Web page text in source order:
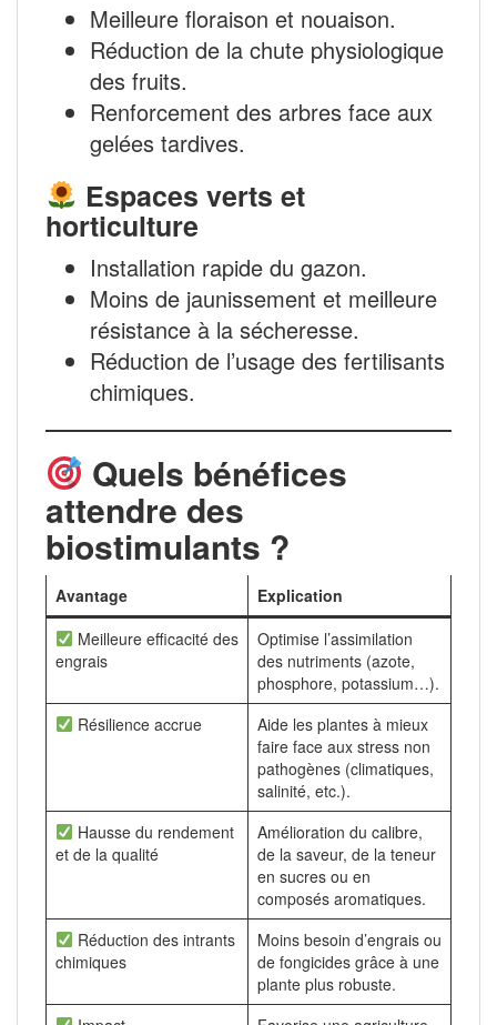
Meilleure floraison et nouaison.
Réduction de la chute physiologique
des fruits.
Renforcement des arbres face aux
gelées tardives.
Espaces verts et
horticulture
Installation rapide du gazon.
Moins de jaunissement et meilleure
résistance à la sécheresse.
Réduction de l’usage des fertilisants
chimiques.
Quels bénéfices
attendre des
biostimulants ?
Avantage
Explication
Meilleure efficacité des
engrais
Optimise l’assimilation
des nutriments (azote,
phosphore, potassium…).
Résilience accrue
Aide les plantes à mieux
faire face aux stress non
pathogènes (climatiques,
salinité, etc.).
Hausse du rendement
et de la qualité
Amélioration du calibre,
de la saveur, de la teneur
en sucres ou en
composés aromatiques.
Réduction des intrants
chimiques
Moins besoin d’engrais ou
de fongicides grâce à une
plante plus robuste.